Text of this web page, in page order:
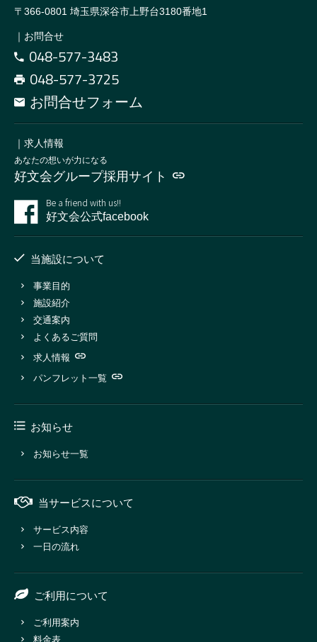
〒366-0801 埼玉県深谷市上野台3180番地1
｜お問合せ
048-577-3483
048-577-3725
お問合せフォーム
｜求人情報
あなたの想いが力になる
好文会グループ採用サイト
Be a friend with us!!
好文会公式facebook
当施設について
事業目的
施設紹介
交通案内
よくあるご質問
求人情報
パンフレット一覧
お知らせ
お知らせ一覧
当サービスについて
サービス内容
一日の流れ
ご利用について
ご利用案内
料金表